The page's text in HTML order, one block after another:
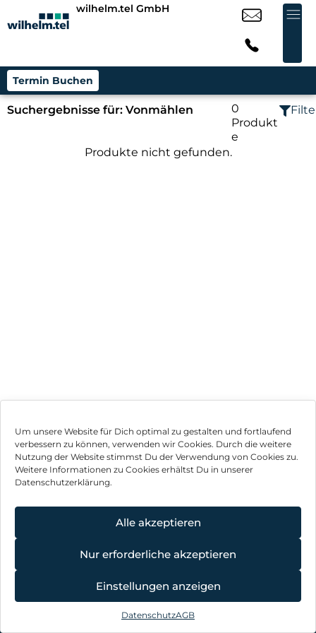
Um unsere Website für Dich optimal zu gestalten und fortlaufend
verbessern zu können, verwenden wir Cookies. Durch die weitere
Nutzung der Website stimmst Du der Verwendung von Cookies zu.
Weitere Informationen zu Cookies erhältst Du in unserer
Datenschutzerklärung.
Alle akzeptieren
Nur erforderliche akzeptieren
Einstellungen anzeigen
DatenschutzAGB
wilhelm.tel GmbH
Termin Buchen
Suchergebnisse für: Vonmählen
0
Produkt
e
Produkte nicht gefunden.
Vertrag widerrufen
Hinweis zur Batterieentsorgung
, Brodos AG – All Rights Reserved.